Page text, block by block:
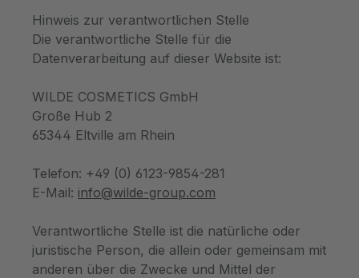
Hinweis zur verantwortlichen Stelle
Die verantwortliche Stelle für die
Datenverarbeitung auf dieser Website ist:
WILDE COSMETICS GmbH
Große Hub 2
65344 Eltville am Rhein
Telefon: +49 (0) 6123-9854-281
E-Mail: info@wilde-group.com
Verantwortliche Stelle ist die natürliche oder
juristische Person, die allein oder gemeinsam mit
anderen über die Zwecke und Mittel der